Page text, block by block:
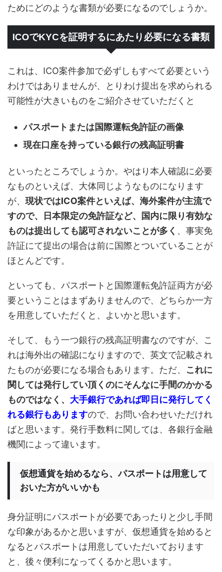
ためにどのような書類が必要になるのでしょうか。
ICOでKYCを証明するにあたり必要になる書類
これは、ICO案件参加で必ずしもすべて必要という
わけではありませんが、とりわけ提出を求められる
可能性が大きいものをご紹介させていただくと
パスポートまたは国際運転免許証の画像
現在口座を持っている銀行の残高証明書
といったところでしょうか。やはり本人確認に必要
なものといえば、大体同じようなものになります
が、 現状ではICO案件といえば、海外案件が主流で
すので、日本限定の免許証など、国内に限り有効な
ものは提出しても認可されないことが多く 、事実免
許証にて提出の場合は前に国際とついていることが
ほとんどです。
といっても、パスポートと国際運転免許証両方が必
要ということはまずありませんので、どちらか一方
を用意していただくと、よいかと思います。
そして、もう一つ銀行の残高証明書なのですが、こ
れは海外出の確認になりますので、英文で記載され
たものが必要になる場合もあります。ただ、 これに
関しては発行してい頂くのにそんなに手間のかかる
ものではなく、 大手銀行であれば即日に発行してく
れる銀行もありますので、お問い合わせいただけれ
ばと思います。発行手数料に関しては、各銀行金融
機関によって違います。
仮想通貨を始めるなら、パスポートは用意して
おいた方がいいかも
身分証明にパスポートが必要であったりと少し手間
な印象があるかと思いますが、仮想通貨を始めると
なるとパスポートは用意していただいております
と、後々便利になってくるかと思います。